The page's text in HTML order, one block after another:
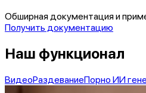
Обширная документация и
Получить документацию
Наш функционал
ВидеоРаздеваниеПорно ИИ